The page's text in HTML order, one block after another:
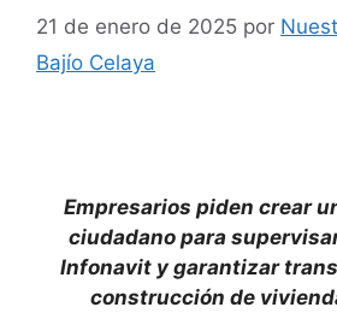
21 de enero de 2025 por
Bajío Celaya
Empresarios piden crear
ciudadano para
Infonavit y garantizar
construcción de